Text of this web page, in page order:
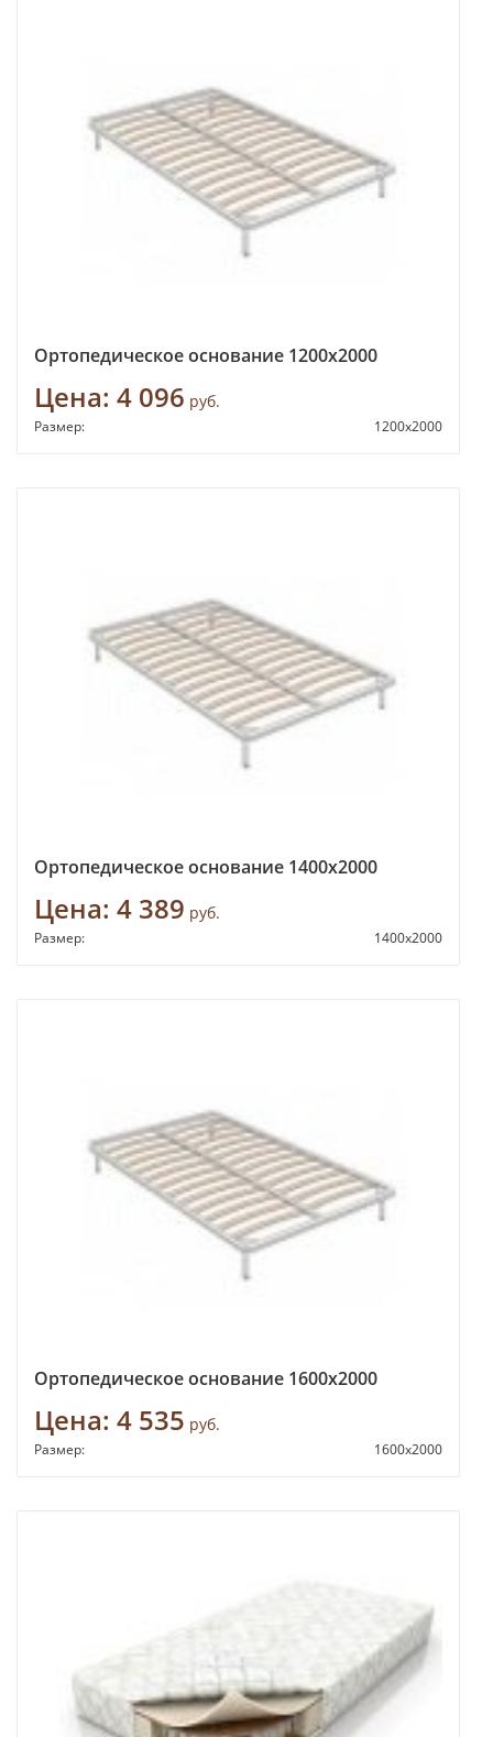
Ортопедическое основание 1200х2000
Цена: 4 096 руб.
Размер: 1200х2000
Ортопедическое основание 1400х2000
Цена: 4 389 руб.
Размер: 1400х2000
Ортопедическое основание 1600х2000
Цена: 4 535 руб.
Размер: 1600х2000